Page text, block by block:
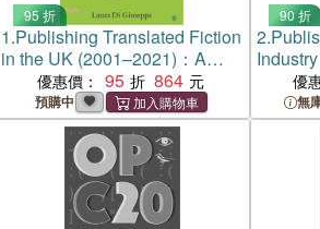
95 折
1.Publishing Translated Fiction
in the UK (2001–2021)：A
Comparative Analysis of
Publishing Models and Key
Players
優惠價： 95 864
預購中
90 折
2.
Industry
優
無